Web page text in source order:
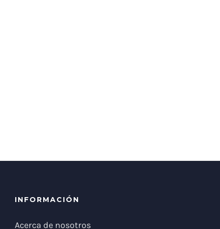
INFORMACIÓN
Acerca de nosotros